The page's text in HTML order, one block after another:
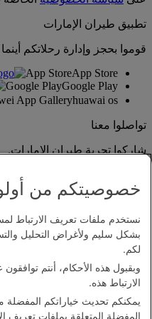
تطبيق طيران الإمارات
قوموا بحجز وإدارة رحلاتكم
App StoreApp Store
Google PlayGoogle Play
App Galleryhuawai os
تواصلوا معنا
شاركوا تجربة طيران الإمارات.
بيان إمكانية الدخول
اتصل بنا
سياسة الخصوصية
الشروط والأحكام
خصوصيتكم من
نستخدم ملفات تعريف الارتباط
بشكل سليم ولأغراض التحليل
لكم.
وبقبول هذه الأحكام، أنتم
الارتباط هذه.
يمكنكم تحديث خياراتكم المفضلة
المفضلة المتعلقة بملفات